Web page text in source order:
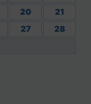
20
21
27
28